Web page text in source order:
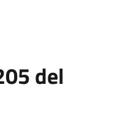
del